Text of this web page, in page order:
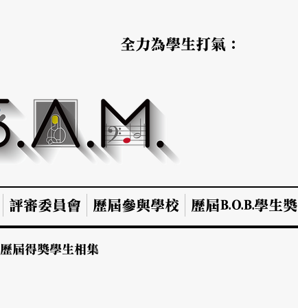
全力為學生打氣：
評審委員會 歷屆參與學校 歷屆B.O.B.學生獎
歷屆得獎學生相集